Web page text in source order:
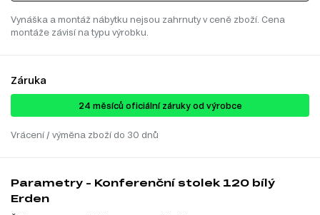
Vynáška a montáž nábytku nejsou zahrnuty v ceně zboží. Cena
montáže závisí na typu výrobku.
Záruka
24 ​​​​měsíců oficiální záruky od výrobce
Vrácení / výměna zboží do 30 dnů
Parametry - Konferenční stolek 120 bílý
Erden